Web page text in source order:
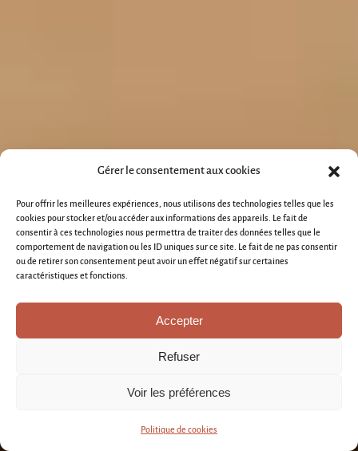
Gérer le consentement aux cookies
Pour offrir les meilleures expériences, nous utilisons des technologies telles que les
cookies pour stocker et/ou accéder aux informations des appareils. Le fait de
consentir à ces technologies nous permettra de traiter des données telles que le
comportement de navigation ou les ID uniques sur ce site. Le fait de ne pas consentir
ou de retirer son consentement peut avoir un effet négatif sur certaines
caractéristiques et fonctions.
Accepter
Refuser
Voir les préférences
Politique de cookies